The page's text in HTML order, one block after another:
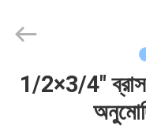
বাড়ি
Reserved.1/2×3/4"